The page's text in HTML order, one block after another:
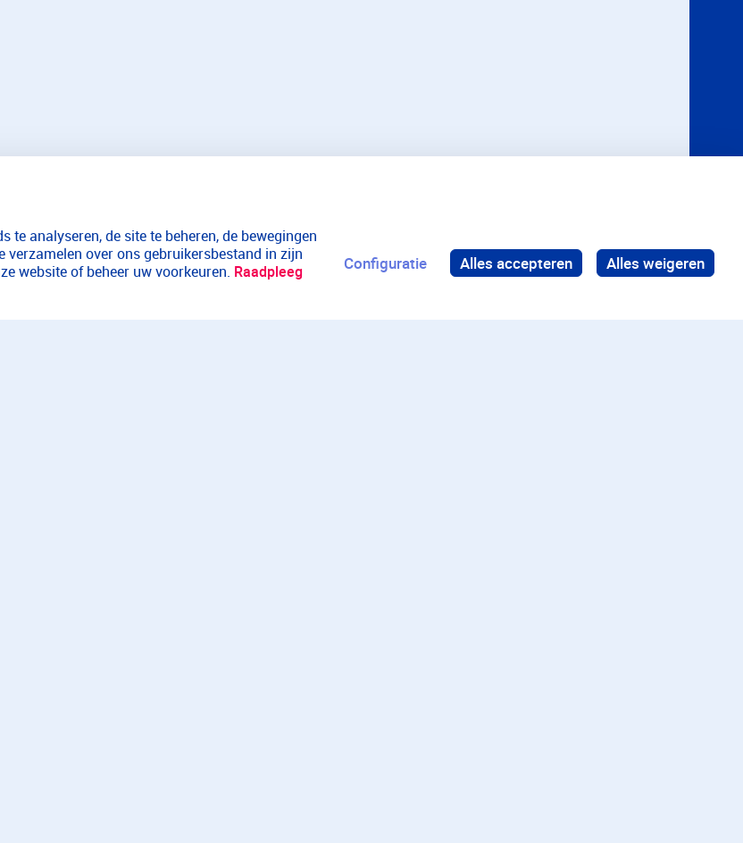
analyseren, de site te beheren, de bewegingen
over ons gebruikersbestand in zijn
website of beheer uw voorkeuren. Raadpleeg
Configuratie Alles accepteren Alles weigeren